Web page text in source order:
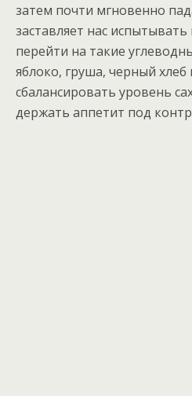
затем почти мгновенно
заставляет нас
перейти на такие
яблоко, груша, черный хлеб
сбалансировать уровень
держать аппетит под